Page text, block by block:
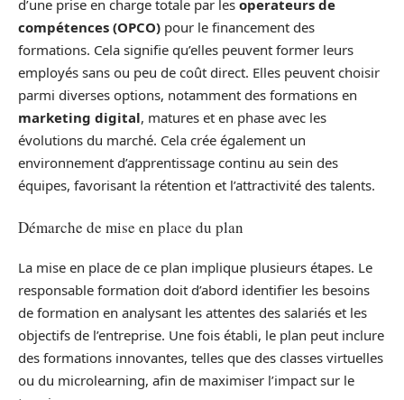
d’une prise en charge totale par les operateurs de
compétences (OPCO) pour le financement des
formations. Cela signifie qu’elles peuvent former leurs
employés sans ou peu de coût direct. Elles peuvent choisir
parmi diverses options, notamment des formations en
marketing digital, matures et en phase avec les
évolutions du marché. Cela crée également un
environnement d’apprentissage continu au sein des
équipes, favorisant la rétention et l’attractivité des talents.
Démarche de mise en place du plan
La mise en place de ce plan implique plusieurs étapes. Le
responsable formation doit d’abord identifier les besoins
de formation en analysant les attentes des salariés et les
objectifs de l’entreprise. Une fois établi, le plan peut inclure
des formations innovantes, telles que des classes virtuelles
ou du microlearning, afin de maximiser l’impact sur le